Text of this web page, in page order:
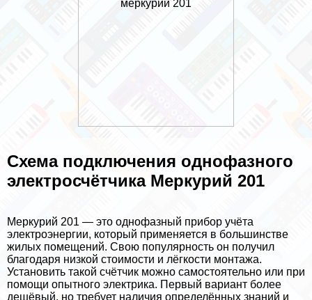
Схема подключения однофазного
электросчётчика Меркурий 201
Меркурий 201 — это однофазный прибор учёта
электроэнергии, который применяется в большинстве
жилых помещений. Свою популярность он получил
благодаря низкой стоимости и лёгкости монтажа.
Установить такой счётчик можно самостоятельно или при
помощи опытного электрика. Первый вариант более
дешёвый, но требует наличия определённых знаний и